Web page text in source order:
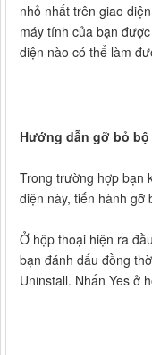
nhỏ nhất trên giao
máy tính của bạn
diện nào có thể làm
Hướng dẫn gỡ bỏ
Trong trường hợp bạn
diện này, tiến hành
Ở hộp thoại hiện ra
bạn đánh dấu đồng
Uninstall. Nhấn Yes ở